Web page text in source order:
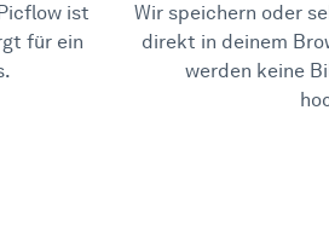
ist
für ein
Wir speichern oder
direkt in deinem
werden keine